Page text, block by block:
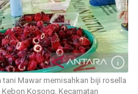
Mawar memisahkan biji rosella
Kosong, Kecamatan